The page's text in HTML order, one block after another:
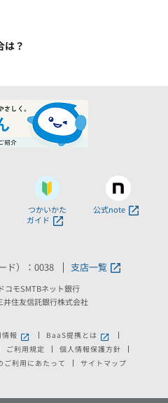
は？
つかいかた
ガイド
公式note
ド）：0038 支店一覧
コモSMTBネット銀行
井住友信託銀行株式会社
ドウで開きます。
報 新しいウィンドウで開きます。
BaaS提携とは 新しいウィンドウ
す。
ィンドウで開きます。
ご利用規定
個人情報保護方針
ご利用にあたって サイトマップ